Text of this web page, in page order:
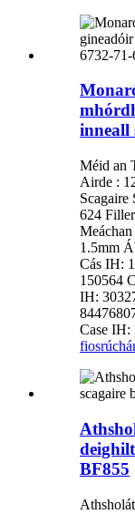
inneall
Méid an
Airde :
624
1.5mm
Cás IH:
150564
IH:
Case
BF855